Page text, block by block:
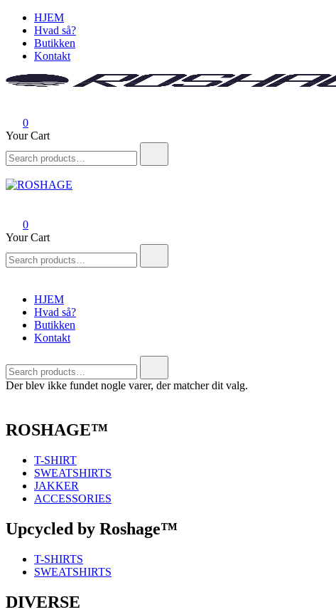
Skip
content
HJEM
Hvad så?
Butikken
Kontakt
0
Your Cart
for:
0
Your Cart
for:
HJEM
Hvad så?
Butikken
Kontakt
for:
Der blev ikke fundet nogle varer, der matcher dit valg.
ROSHAGE™
T-SHIRT
SWEATSHIRTS
JAKKER
ACCESSORIES
Upcycled by Roshage™
T-SHIRTS
SWEATSHIRTS
DIVERSE